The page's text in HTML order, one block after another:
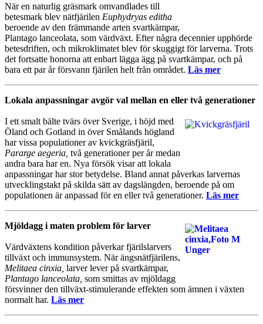
När en naturlig gräsmark omvandlades till
betesmark blev nätfjärilen Euphydryas editha
beroende av den främmande arten svartkämpar,
Plantago lanceolata, som värdväxt. Efter några decennier upphörde
betesdriften, och mikroklimatet blev för skuggigt för larverna. Trots
det fortsatte honorna att enbart lägga ägg på svartkämpar, och på
bara ett par år försvann fjärilen helt från området. Läs mer
Lokala anpassningar avgör val mellan en eller två generationer
I ett smalt bälte tvärs över Sverige, i höjd med
Öland och Gotland in över Smålands högland
har vissa populationer av kvickgräsfjäril,
Pararge aegeria, två generationer per år medan
andra bara har en. Nya försök visar att lokala
anpassningar har stor betydelse. Bland annat påverkas larvernas
utvecklingstakt på skilda sätt av dagslängden, beroende på om
populationen är anpassad för en eller två generationer. Läs mer
Mjöldagg i maten problem för larver
Värdväxtens kondition påverkar fjärilslarvers
tillväxt och immunsystem. När ängsnätfjärilens,
Melitaea cinxia, larver lever på svartkämpar,
Plantago lanceolata, som smittas av mjöldagg
försvinner den tillväxt-stimulerande effekten som ämnen i växten
normalt har. Läs mer